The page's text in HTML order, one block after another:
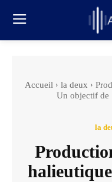
Accueil la deux
Un objectif de
la